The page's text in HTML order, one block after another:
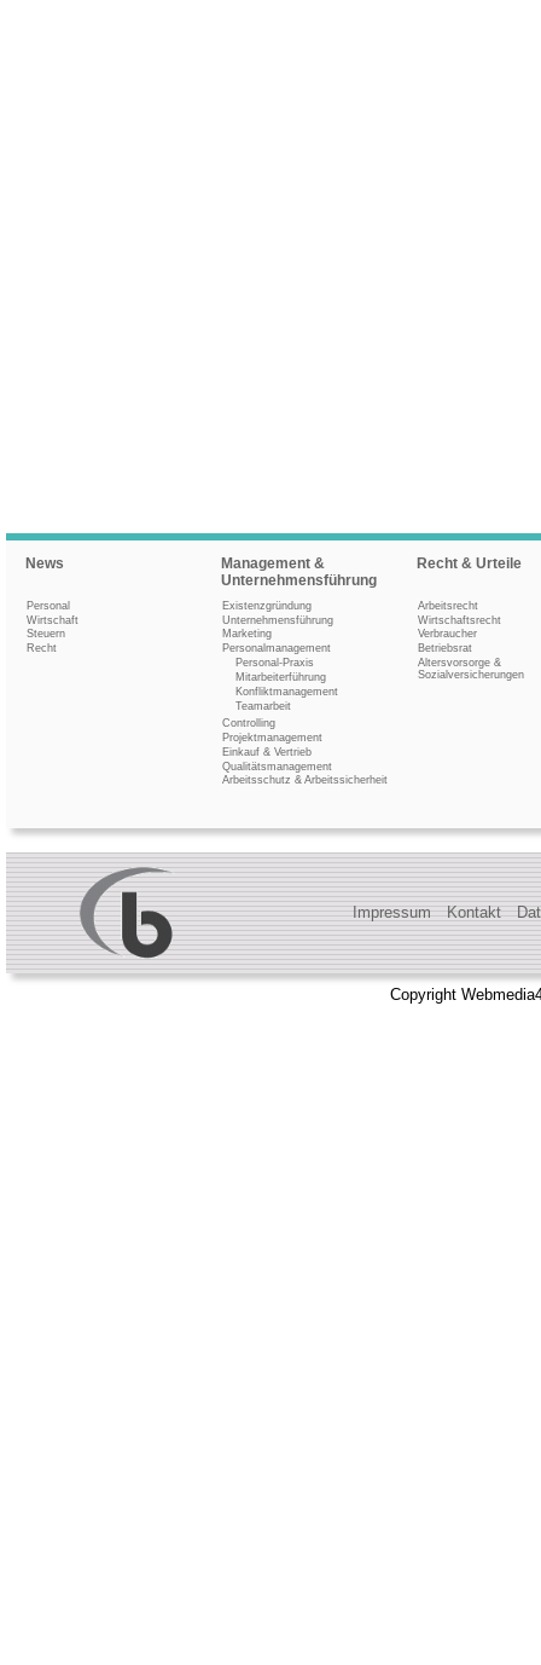
News
Personal
Wirtschaft
Steuern
Recht
Management &
Unternehmensführung
Existenzgründung
Unternehmensführung
Marketing
Personalmanagement
Personal-Praxis
Mitarbeiterführung
Konfliktmanagement
Teamarbeit
Controlling
Projektmanagement
Einkauf & Vertrieb
Qualitätsmanagement
Arbeitsschutz & Arbeitssicherheit
Recht & Urteile
Arbeitsrecht
Wirtschaftsrecht
Verbraucher
Betriebsrat
Altersvorsorge &
Sozialversicherungen
Impressum Kontakt
Copyright